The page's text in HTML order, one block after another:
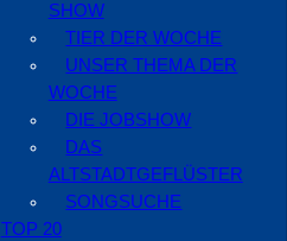
SHOW
TIER DER WOCHE
UNSER THEMA DER
WOCHE
DIE JOBSHOW
DAS
ALTSTADTGEFLÜSTER
SONGSUCHE
TOP 20